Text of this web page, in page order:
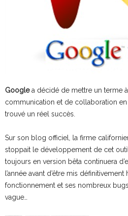
Googlea décidé de mettre un terme à
communication et de collaboration en
trouvé un réel succès.
Sur son blog officiel, la firme
stoppait le développement de cet
toujours en version bêta continuera
l’année avant d’être mis
fonctionnement et ses nombreux
vague…